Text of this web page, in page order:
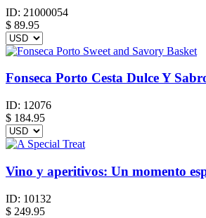
ID: 21000054
$ 89.95
Fonseca Porto Cesta Dulce Y
ID: 12076
$ 184.95
Vino y aperitivos: Un momento
ID: 10132
$ 249.95